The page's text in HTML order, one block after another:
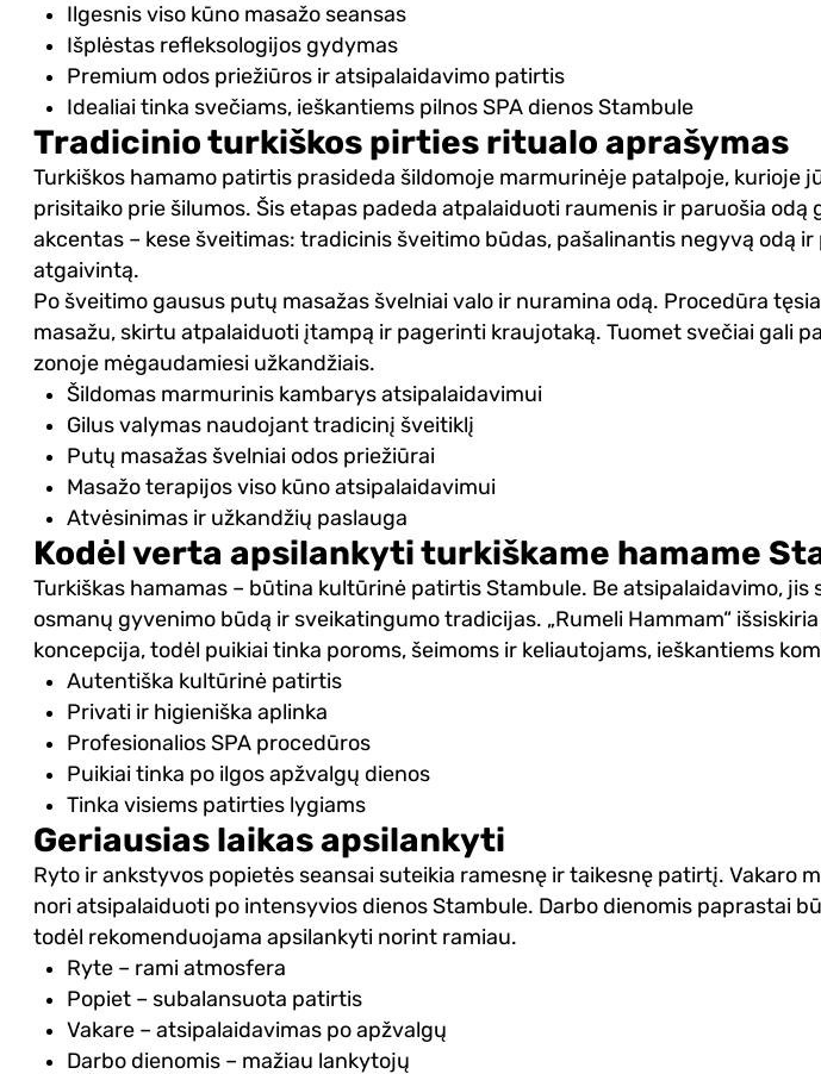
Ilgesnis viso kūno masažo seansas
Išplėstas refleksologijos gydymas
Premium odos priežiūros ir atsipalaidavimo patirtis
Idealiai tinka svečiams, ieškantiems pilnos SPA dienos Stambule
Tradicinio turkiškos pirties ritualo aprašymas
Turkiškos hamamo patirtis prasideda šildomoje marmurinėje patalpoje, kurioje
prisitaiko prie šilumos. Šis etapas padeda atpalaiduoti raumenis ir paruošia odą
akcentas – kese šveitimas: tradicinis šveitimo būdas, pašalinantis negyvą odą ir
atgaivintą.
Po šveitimo gausus putų masažas švelniai valo ir nuramina odą. Procedūra
masažu, skirtu atpalaiduoti įtampą ir pagerinti kraujotaką. Tuomet svečiai gali
zonoje mėgaudamiesi užkandžiais.
Šildomas marmurinis kambarys atsipalaidavimui
Gilus valymas naudojant tradicinį šveitiklį
Putų masažas švelniai odos priežiūrai
Masažo terapijos viso kūno atsipalaidavimui
Atvėsinimas ir užkandžių paslauga
Kodėl verta apsilankyti turkiškame hamame
Turkiškas hamamas – būtina kultūrinė patirtis Stambule. Be atsipalaidavimo, jis
osmanų gyvenimo būdą ir sveikatingumo tradicijas. „Rumeli Hammam“
koncepcija, todėl puikiai tinka poroms, šeimoms ir keliautojams, ieškantiems
Autentiška kultūrinė patirtis
Privati ir higieniška aplinka
Profesionalios SPA procedūros
Puikiai tinka po ilgos apžvalgų dienos
Tinka visiems patirties lygiams
Geriausias laikas apsilankyti
Ryto ir ankstyvos popietės seansai suteikia ramesnę ir taikesnę patirtį. Vakaro
nori atsipalaiduoti po intensyvios dienos Stambule. Darbo dienomis paprastai
todėl rekomenduojama apsilankyti norint ramiau.
Ryte – rami atmosfera
Popiet – subalansuota patirtis
Vakare – atsipalaidavimas po apžvalgų
Darbo dienomis – mažiau lankytojų